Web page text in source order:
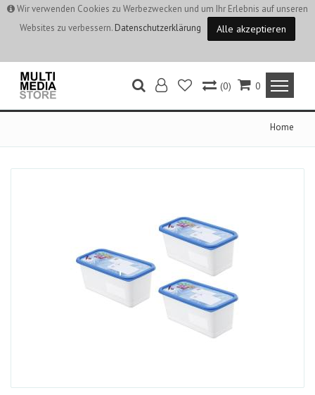
Wir verwenden Cookies zu Werbezwecken und um Ihr Erlebnis auf unseren
Websites zu verbessern. Datenschutzerklärung Alle akzeptieren
0
(0)
Home